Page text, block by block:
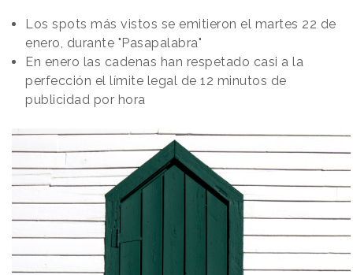
Los spots más vistos se emitieron el martes 22 de
enero, durante "Pasapalabra"
En enero las cadenas han respetado casi a la
perfección el límite legal de 12 minutos de
publicidad por hora